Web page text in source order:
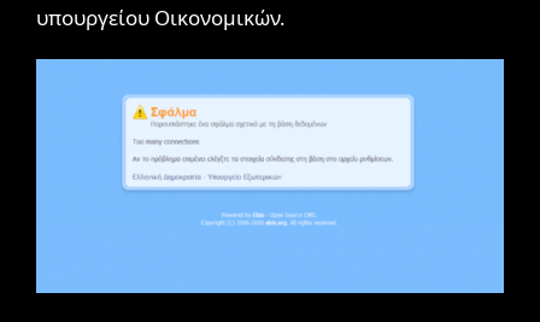
υπουργείου Οικονομικών.